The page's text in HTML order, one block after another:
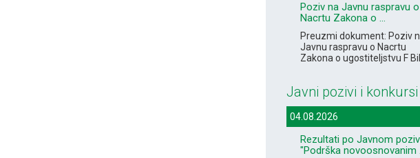
Poziv na Javnu raspravu o
Nacrtu Zakona o ...
Preuzmi dokument: Poziv
Javnu raspravu o Nacrtu
Zakona o ugostiteljstvu F
Javni pozivi i konkursi
04.08.2026
Rezultati po Javnom
"Podrška novoosnovanim